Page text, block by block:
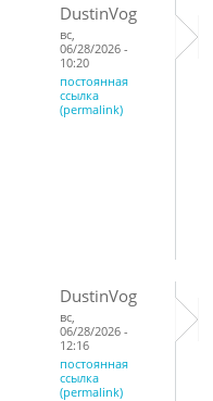
DustinVog
вс,
06/28/2026 -
10:20
постоянная
ссылка
(permalink)
DustinVog
вс,
06/28/2026 -
12:16
постоянная
ссылка
(permalink)